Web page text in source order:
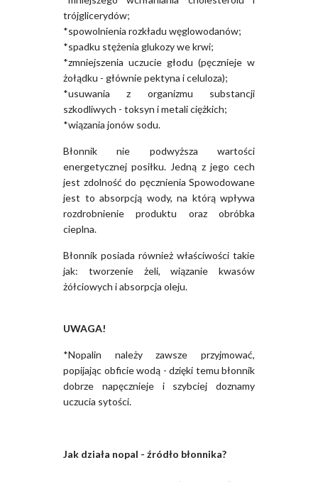
trójglicerydów;
*spowolnienia rozkładu węglowodanów;
*spadku stężenia glukozy we krwi;
*zmniejszenia uczucie głodu (pęcznieje w
żołądku - głównie pektyna i celuloza);
*usuwania z organizmu substancji
szkodliwych - toksyn i metali ciężkich;
*wiązania jonów sodu.
Błonnik nie podwyższa wartości
energetycznej posiłku. Jedną z jego cech
jest zdolność do pęcznienia Spowodowane
jest to absorpcją wody, na którą wpływa
rozdrobnienie produktu oraz obróbka
cieplna.
Błonnik posiada również właściwości takie
jak: tworzenie żeli, wiązanie kwasów
żółciowych i absorpcja oleju.
UWAGA!
*Nopalin należy zawsze przyjmować,
popijając obficie wodą - dzięki temu błonnik
dobrze napęcznieje i szybciej doznamy
uczucia sytości.
Jak działa nopal - źródło błonnika?